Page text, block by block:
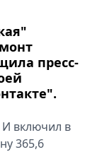
пресс-
И включил в
365,6